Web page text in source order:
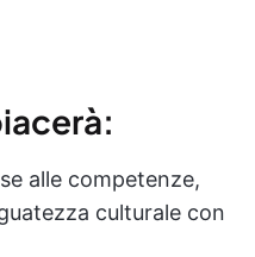
alle competenze,
culturale con